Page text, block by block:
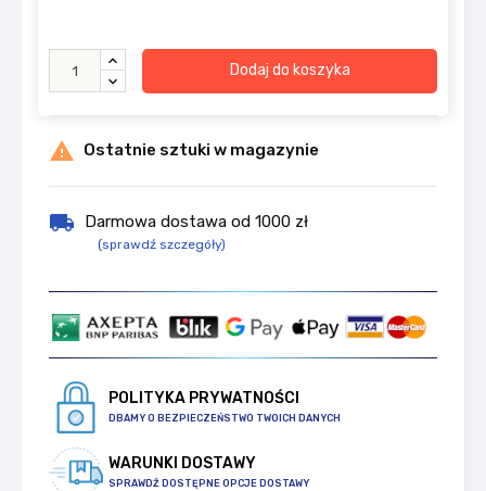
Dodaj do koszyka
 Ostatnie sztuki w magazynie
local_shipping Darmowa dostawa od 1000 zł
(sprawdź szczegóły)
POLITYKA PRYWATNOŚCI
DBAMY O BEZPIECZEŃSTWO TWOICH DANYCH
WARUNKI DOSTAWY
SPRAWDŹ DOSTĘPNE OPCJE DOSTAWY